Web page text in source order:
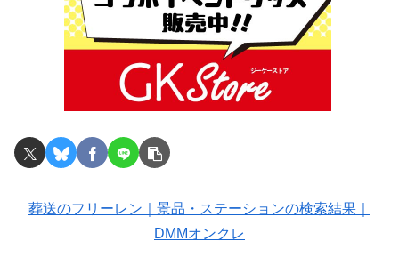
葬送のフリーレン｜景品・ステーションの検索結果｜
DMMオンクレ